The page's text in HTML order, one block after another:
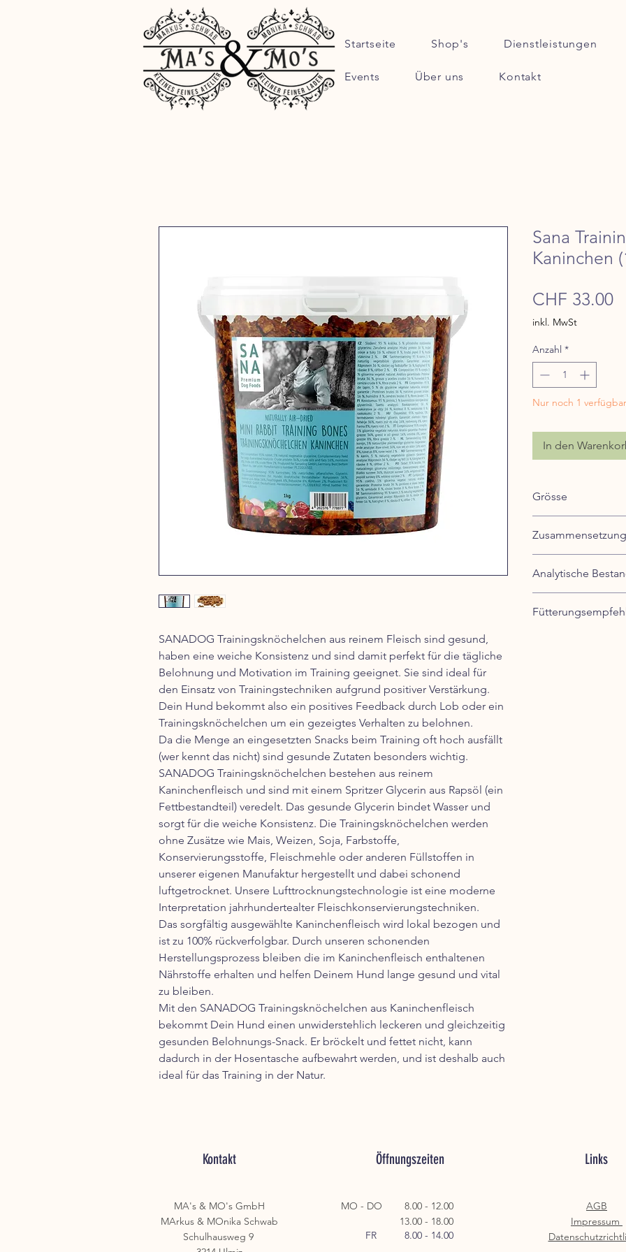
Startseite Shop's Dienstleistungen
Events Über uns Kontakt
SANADOG Trainingsknöchelchen aus reinem Fleisch sind gesund,
haben eine weiche Konsistenz und sind damit perfekt für die tägliche
Belohnung und Motivation im Training geeignet. Sie sind ideal für
den Einsatz von Trainingstechniken aufgrund positiver Verstärkung.
Dein Hund bekommt also ein positives Feedback durch Lob oder ein
Trainingsknöchelchen um ein gezeigtes Verhalten zu belohnen.
Da die Menge an eingesetzten Snacks beim Training oft hoch ausfällt
(wer kennt das nicht) sind gesunde Zutaten besonders wichtig.
SANADOG Trainingsknöchelchen bestehen aus reinem
Kaninchenfleisch und sind mit einem Spritzer Glycerin aus Rapsöl (ein
Fettbestandteil) veredelt. Das gesunde Glycerin bindet Wasser und
sorgt für die weiche Konsistenz. Die Trainingsknöchelchen werden
ohne Zusätze wie Mais, Weizen, Soja, Farbstoffe,
Konservierungsstoffe, Fleischmehle oder anderen Füllstoffen in
unserer eigenen Manufaktur hergestellt und dabei schonend
luftgetrocknet. Unsere Lufttrocknungstechnologie ist eine moderne
Interpretation jahrhundertealter Fleischkonservierungstechniken.
Das sorgfältig ausgewählte Kaninchenfleisch wird lokal bezogen und
ist zu 100% rückverfolgbar. Durch unseren schonenden
Herstellungsprozess bleiben die im Kaninchenfleisch enthaltenen
Nährstoffe erhalten und helfen Deinem Hund lange gesund und vital
zu bleiben.
Mit den SANADOG Trainingsknöchelchen aus Kaninchenfleisch
bekommt Dein Hund einen unwiderstehlich leckeren und gleichzeitig
gesunden Belohnungs-Snack. Er bröckelt und fettet nicht, kann
dadurch in der Hosentasche aufbewahrt werden, und ist deshalb auch
ideal für das Training in der Natur.
Sana
Kaninchen
CHF 33.00
inkl. MwSt
Anzahl *
Nur noch 1 verfügbar
In den
Grösse
Zusammensetzung
Analytische
Rohfett - 16%
Kontakt Öffnungszeiten Links
MA's & MO's GmbH
MArkus & MOnika Schwab
Schulhausweg 9
MO - DO 8.00 - 12.00
13.00 - 18.00
FR 8.00 - 14.00
AGB
Impressum